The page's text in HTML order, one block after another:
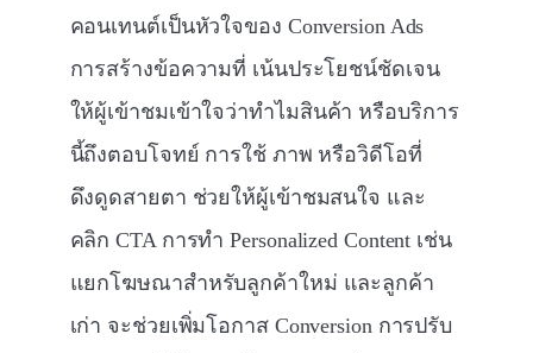
คอนเทนต์เป็นหัวใจของ Conversion Ads
การสร้างข้อความที่ เน้นประโยชน์ชัดเจน
ให้ผู้เข้าชมเข้าใจว่าทำไมสินค้า หรือบริการ
นี้ถึงตอบโจทย์ การใช้ ภาพ หรือวิดีโอที่
ดึงดูดสายตา ช่วยให้ผู้เข้าชมสนใจ และ
คลิก CTA การทำ Personalized Content เช่น
แยกโฆษณาสำหรับลูกค้าใหม่ และลูกค้า
เก่า จะช่วยเพิ่มโอกาส Conversion การปรับ